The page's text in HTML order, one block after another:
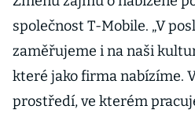
společnost T-Mobile. „V
zaměřujeme i na naši
které jako firma nabízíme.
prostředí, ve kterém